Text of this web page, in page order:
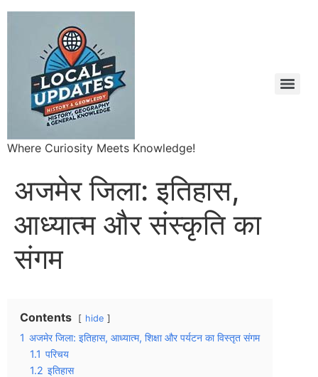
Where Curiosity Meets Knowledge!
अजमेर जिला: इतिहास,
आध्यात्म और संस्कृति का
संगम
Contents hide
1 अजमेर जिला: इतिहास, आध्यात्म, शिक्षा और पर्यटन का विस्तृत संगम
1.1 परिचय
1.2 इतिहास